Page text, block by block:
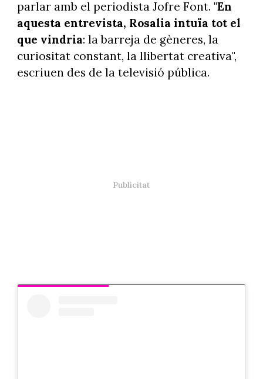
parlar amb el periodista Jofre Font. "En
aquesta entrevista, Rosalia intuïa tot el
que vindria: la barreja de gèneres, la
curiositat constant, la llibertat creativa",
escriuen des de la televisió pública.